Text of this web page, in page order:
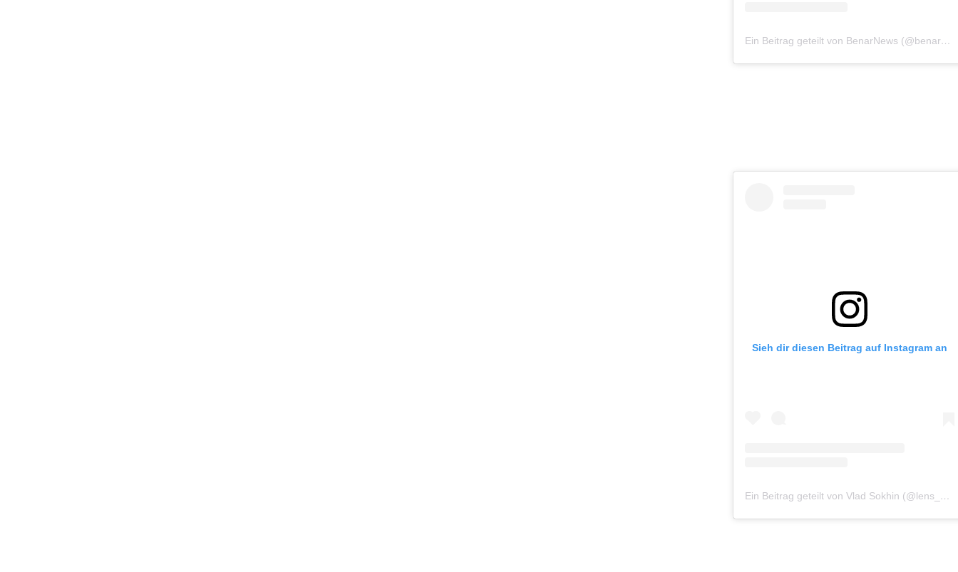
Ein Beitrag geteilt von BenarNews (@benarnewsenglish)
Sieh dir diesen Beitrag auf Instagram an
Ein Beitrag geteilt von Vlad Sokhin (@lens_pacific)